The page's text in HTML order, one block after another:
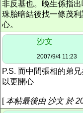
非反基也。晚生係指
珠胎暗結後找一條茂
心。
沙文
2007/9/4 11:23
P.S. 而中間張相的弟
以更開心
[本帖最後由 沙文 於